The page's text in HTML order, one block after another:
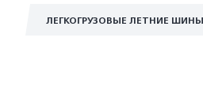
ЛЕГКОГРУЗОВЫЕ ЛЕТНИЕ ШИНЫ